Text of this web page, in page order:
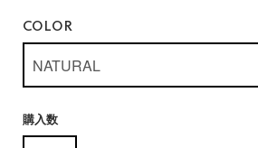
COLOR
購入数